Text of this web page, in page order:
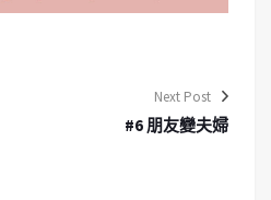
Next Post
#6 朋友變夫婦